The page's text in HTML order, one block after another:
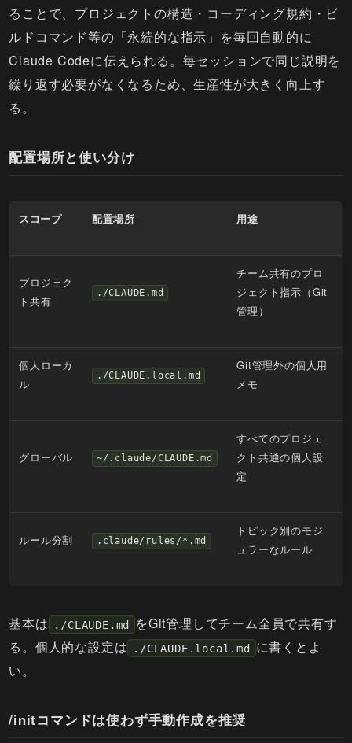
ることで、プロジェクトの構造・コーディング規約・ビ
ルドコマンド等の「永続的な指示」を毎回自動的に
Claude Codeに伝えられる。毎セッションで同じ説明を
繰り返す必要がなくなるため、生産性が大きく向上す
る。
配置場所と使い分け
スコープ 配置場所 用途
プロジェク
ト共有
./CLAUDE.md
チーム共有のプロ
ジェクト指示（Git
管理）
個人ローカ
ル
./CLAUDE.local.md
Git管理外の個人用
メモ
グローバル ~/.claude/CLAUDE.md
すべてのプロジェ
クト共通の個人設
定
ルール分割 .claude/rules/*.md
トピック別のモジ
ュラーなルール
基本は ./CLAUDE.md をGit管理してチーム全員で共有す
る。個人的な設定は ./CLAUDE.local.md に書くとよ
い。
/initコマンドは使わず手動作成を推奨